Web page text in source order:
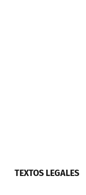
TEXTOS LEGALES